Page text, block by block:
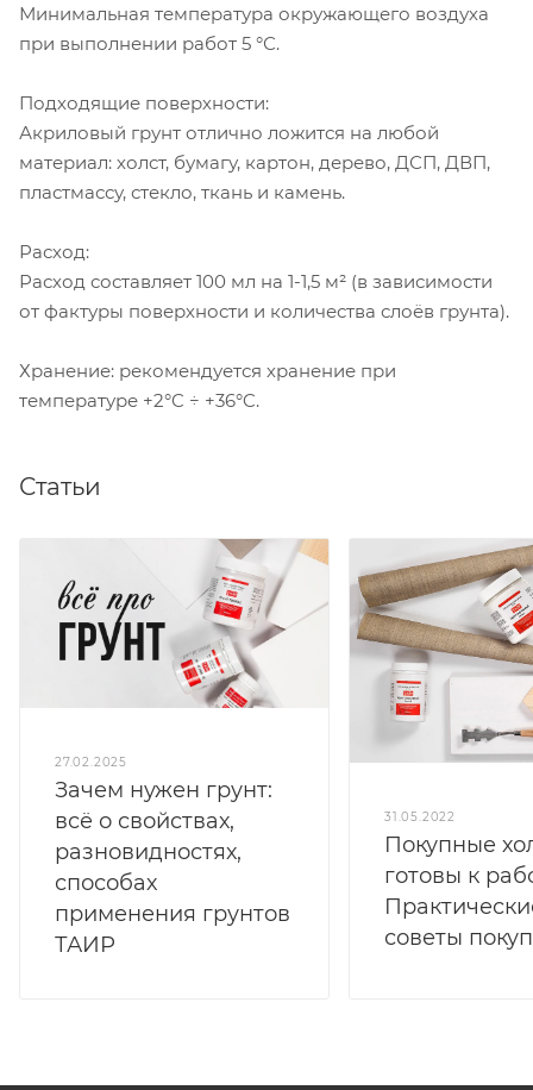
Минимальная температура окружающего воздуха
при выполнении работ 5 °С.
Подходящие поверхности:
Акриловый грунт отлично ложится на любой
материал: холст, бумагу, картон, дерево, ДСП, ДВП,
пластмассу, стекло, ткань и камень.
Расход:
Расход составляет 100 мл на 1-1,5 м² (в зависимости
от фактуры поверхности и количества слоёв грунта).
Хранение: рекомендуется хранение при
температуре +2°C ÷ +36°C.
Статьи
27.02.2025
Зачем нужен грунт:
всё о свойствах,
разновидностях,
способах
применения грунтов
ТАИР
31.05.2022
Покупные
готовы к
советы